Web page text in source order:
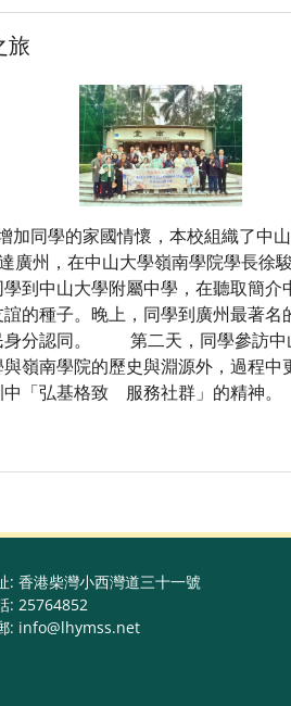
旅
學的家國情懷，本校組織了中
廣州，在中山大學嶺南學院學長
到中山大學附屬中學，在聽取簡
的種子。晚上，同學到廣州最著
身分認同。 第二天，同學參訪中
嶺南學院的歷史與淵源外，過程
「弘基格致 服務社群」的精神。
: 香港柴灣小西灣道三十一號
: 25764852
: info@lhymss.net